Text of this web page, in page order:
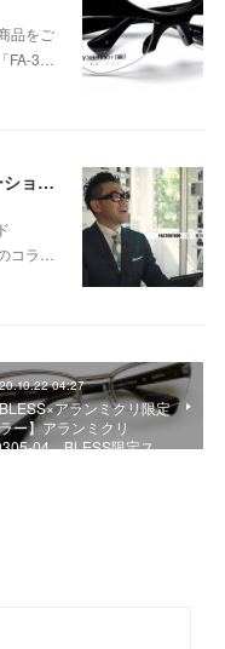
品をご
FA-3…
【FACTORY900 × 宮川大輔コラボレーションモデル】FACTORY900 FA-440、ご予約受付中！！
コラ…
04:27
アランミクリ限定
ー】アランミクリ
04 BLESS限定ス…